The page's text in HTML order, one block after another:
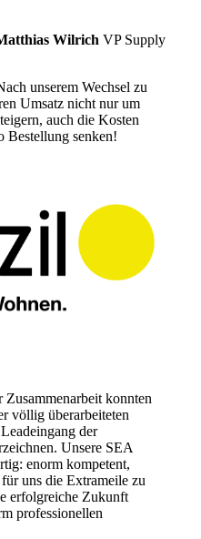
Wilrich VP Supply
unserem Wechsel zu
Umsatz nicht nur um
auch die Kosten
Bestellung senken!
konnten
völlig überarbeiteten
der
Unsere SEA
enorm kompetent,
uns die Extrameile zu
erfolgreiche Zukunft
professionellen